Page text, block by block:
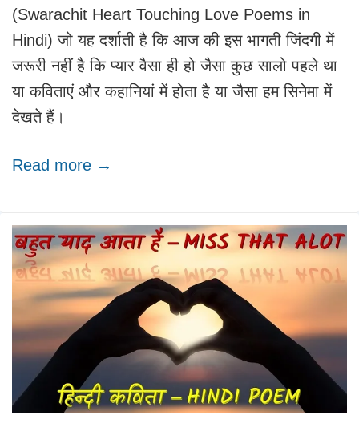
(Swarachit Heart Touching Love Poems in
Hindi) जो यह दर्शाती है कि आज की इस भागती जिंदगी में
जरूरी नहीं है कि प्यार वैसा ही हो जैसा कुछ सालो पहले था
या कविताएं और कहानियां में होता है या जैसा हम सिनेमा में
देखते हैं।
Read more →